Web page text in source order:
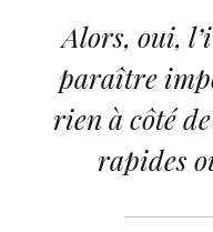
Alors, oui,
paraître
rien à côté
rapides